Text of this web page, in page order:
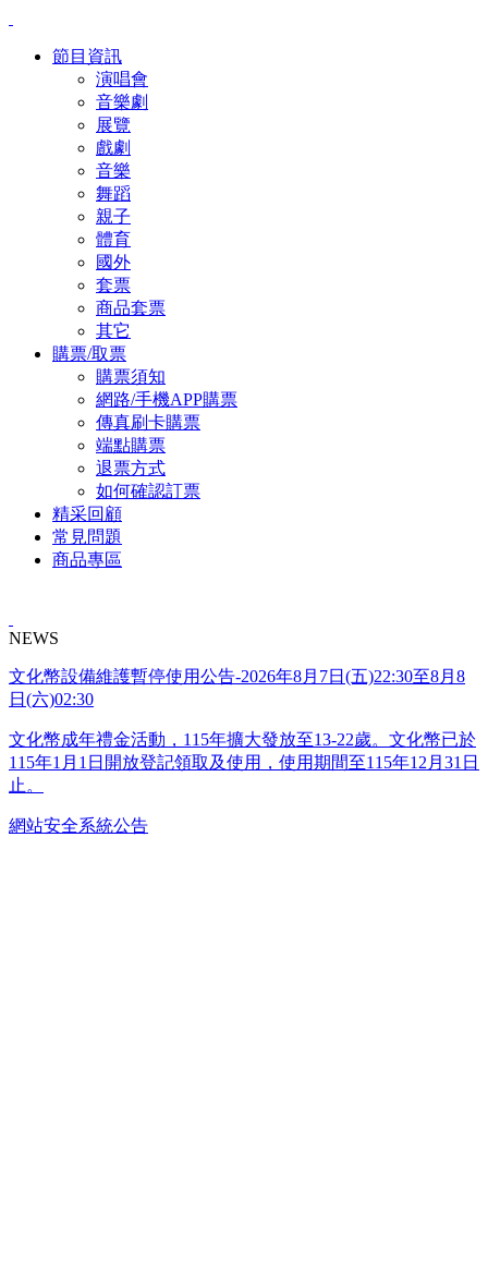
節目資訊
演唱會
音樂劇
展覽
戲劇
音樂
舞蹈
親子
體育
國外
套票
商品套票
其它
購票/取票
購票須知
網路/手機APP購票
傳真刷卡購票
端點購票
退票方式
如何確認訂票
精采回顧
常見問題
商品專區
NEWS
文化幣設備維護暫停使用公告-2026年8月7日(五)22:30至8月8
日(六)02:30
文化幣成年禮金活動，115年擴大發放至13-22歲。文化幣已於
115年1月1日開放登記領取及使用，使用期間至115年12月31日
止。
網站安全系統公告